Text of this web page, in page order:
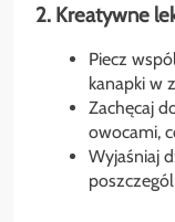
2. Kreatywne
Piecz
kanapki w
Zachęcaj
owocami,
Wyjaśniaj